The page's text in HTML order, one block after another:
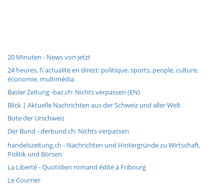
20 Minuten - News von jetzt
24 heures, l\'actualité en direct: politique, sports, people, culture,
économie, multimédia
Basler Zeitung -baz.ch: Nichts verpassen (EN)
Blick | Aktuelle Nachrichten aus der Schweiz und aller Welt
Bote der Urschweiz
Der Bund - derbund.ch: Nichts verpassen
handelszeitung.ch - Nachrichten und Hintergründe zu Wirtschaft,
Politik und Börsen
La Liberté - Quotidien romand édité à Fribourg
Le Courrier